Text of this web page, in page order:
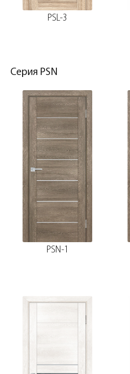
PSL-3
Серия PSN
PSN-1